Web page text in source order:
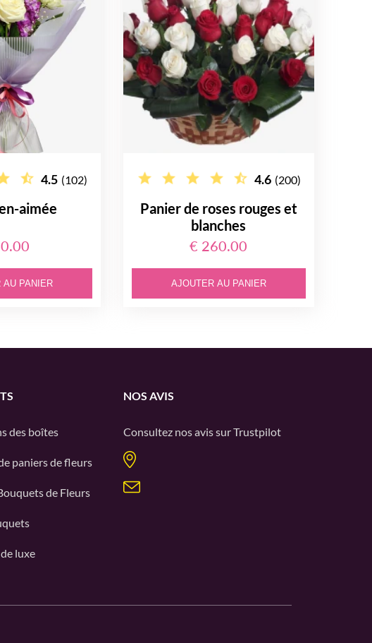
4.5 (102)
aimée
AU PANIER
4.6 (200)
Panier de roses rouges et
blanches
€ 260.00
AJOUTER AU PANIER
des boîtes
paniers de fleurs
de Fleurs
luxe
NOS AVIS
Consultez nos avis surTrustpilot